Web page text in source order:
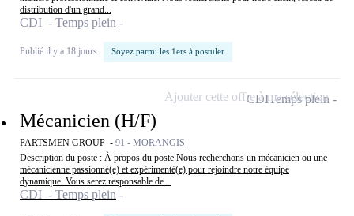
distribution d'un grand...
CDI - Temps plein
Publié il y a 18 jours Soyez parmi les 1ers à postuler
Mécanicien (H/F)
PARTSMEN GROUP - 91 - MORANGIS
Description du poste : À propos du poste Nous recherchons un mécanicien ou une
mécanicienne passionné(e) et expérimenté(e) pour rejoindre notre équipe
dynamique. Vous serez responsable de...
CDI - Temps plein
CDITemps plein
Ajouter cette offre à ma sélection